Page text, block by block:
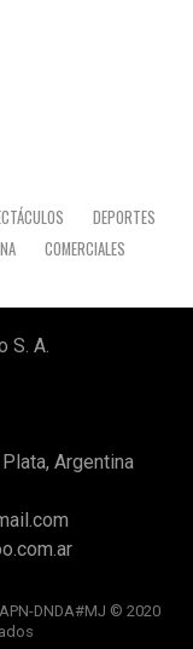
DEPORTES
COMERCIALES
S. A.
Argentina
DNDA#MJ © 2020